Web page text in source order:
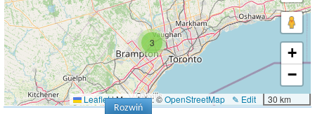
3
+
−
30 km
✎ Edit
Leaflet|Map data: ©OpenStreetMap
Rozwiń